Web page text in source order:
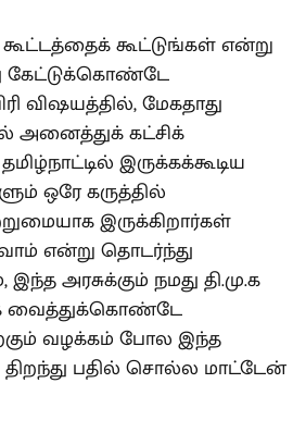
கூட்டுங்கள் என்று
கேட்டுக்கொண்டே
விஷயத்தில், மேகதாது
கட்சிக்
இருக்கக்கூடிய
ஒரே கருத்தில்
இருக்கிறார்கள்
என்று தொடர்ந்து
அரசுக்கும் நமது தி.மு.க
வைத்துக்கொண்டே
வழக்கம் போல இந்த
பதில் சொல்ல மாட்டேன்